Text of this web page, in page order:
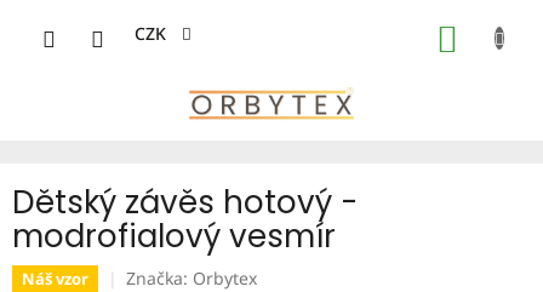
CZK
Dětský závěs hotový -
modrofialový vesmír
Náš vzor Značka: Orbytex